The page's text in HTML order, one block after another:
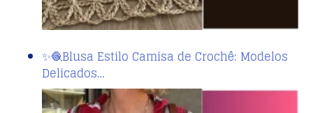
✨🧶Blusa Estilo Camisa de Crochê: Modelos
Delicados…